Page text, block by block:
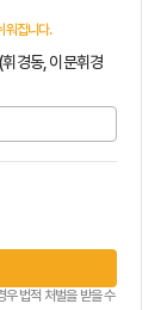
워집니다.
경동, 이문휘경
우 법적 처벌을 받을 수